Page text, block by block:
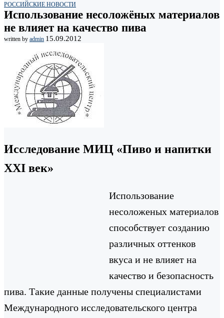
РОССИЙСКИЕ НОВОСТИ
Использование несоложёных материалов
не влияет на качество пива
written by admin 15.09.2012
Исследование МИЦ «Пиво и напитки
XXI век»
Использование
несоложеных материалов
способствует созданию
различных оттенков
вкуса и не влияет на
качество и безопасность
пива. Такие данные получены специалистами
Международного исследовательского центра